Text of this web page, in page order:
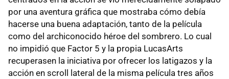
por una aventura gráfica que mostraba cómo debía
hacerse una buena adaptación, tanto de la película
como del archiconocido héroe del sombrero. Lo cual
no impidió que Factor 5 y la propia LucasArts
recuperasen la iniciativa por ofrecer los latigazos y la
acción en scroll lateral de la misma película tres años